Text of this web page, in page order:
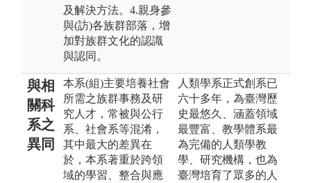
及解決方法。4.親身參
與(訪)各族群部落，增
加對族群文化的認識
與認同。
與相
關科
系之
異同
本系(組)主要培養社會
所需之族群事務及研
究人才，常被與公行
系、社會系等混淆，
其中最大的差異在
於，本系著重於跨領
域的學習、整合與應
人類學系正式創系已
六十多年，為臺灣歷
史最悠久、涵蓋領域
最豐富、教學體系最
為完備的人類學教
學、研究機構，也為
臺灣培育了眾多的人